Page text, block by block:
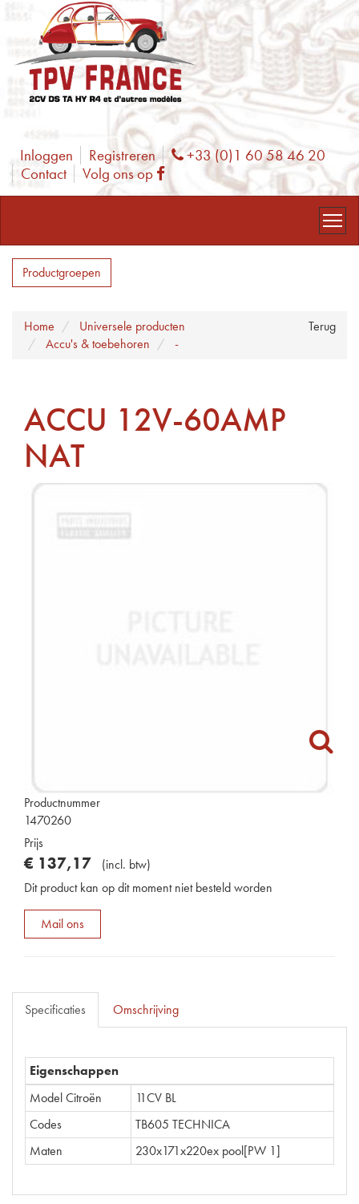
Inloggen Registreren Phone
+33 (0)1 60 58 46 20
Contact
Volg ons op Facebook
Productgroepen
Terug
Home
Universele producten
Accu's & toebehoren
-
ACCU 12V-60AMP
NAT
Productnummer
1470260
Prijs
€ 137,17 (incl. btw)
Dit product kan op dit moment niet besteld worden
Mail ons
Specificaties Omschrijving
Eigenschappen
Model Citroën
11CV BL
Codes
TB605 TECHNICA
Maten
230x171x220ex pool[PW 1]